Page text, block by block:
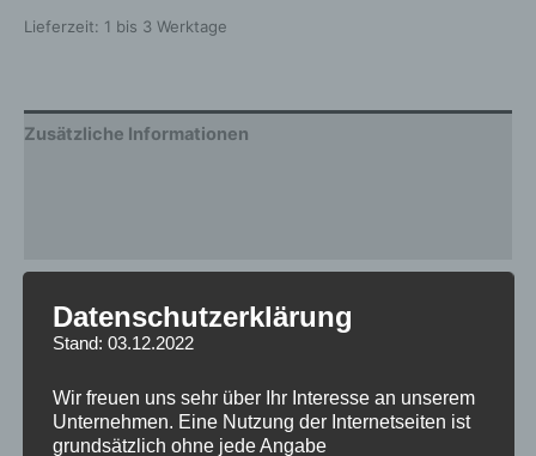
Lieferzeit: 1 bis 3 Werktage
Zusätzliche Informationen
Breite
Design CVR8
Durchmesser 20
Datenschutzerklärung
Stand: 03.12.2022
Wir freuen uns sehr über Ihr Interesse an unserem
Unternehmen. Eine Nutzung der Internetseiten ist
grundsätzlich ohne jede Angabe